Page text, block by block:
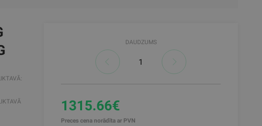
DAUDZUMS
1315.66€
Preces cena norādīta ar PVN